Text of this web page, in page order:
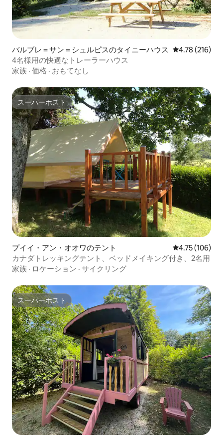
バルブレ＝サン＝シュルピスのタイニーハウス レビュー216
4.78 (216)
4名様用の快適なトレーラーハウス
家族 · 価格 · おもてなし
スーパーホスト
スーパーホスト
プイイ・アン・オオワのテント レビュー106
4.75 (106)
カナダトレッキングテント、ベッドメイキング付き、2名用
家族 · ロケーション · サイクリング
スーパーホスト
スーパーホスト